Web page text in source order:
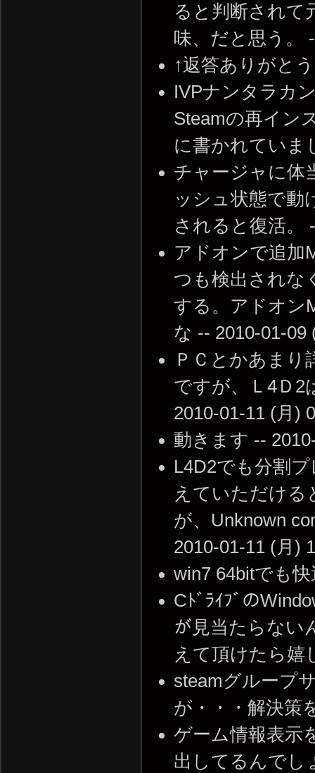
ると判断されて
味、だと思う。
↑返答ありがと
IVPナンタラカ
Steamの再イン
に書かれていま
チャージャに体
ッシュ状態で動
されると復活。
アドオンで追加
つも検出されな
する。アドオン
な -- 2010-01-09
ＰＣとかあま
ですが、Ｌ4Ｄ
2010-01-11 (月)
動きます --
L4D2でも分割
えていただける
が、Unknown
2010-01-11 (月)
win7 64bitでも
Cﾄﾞﾗｲﾌﾞの
が見当たらな
えて頂けたら嬉
steamグループ
が・・・解決策
ゲーム情報表示
出してるんでし